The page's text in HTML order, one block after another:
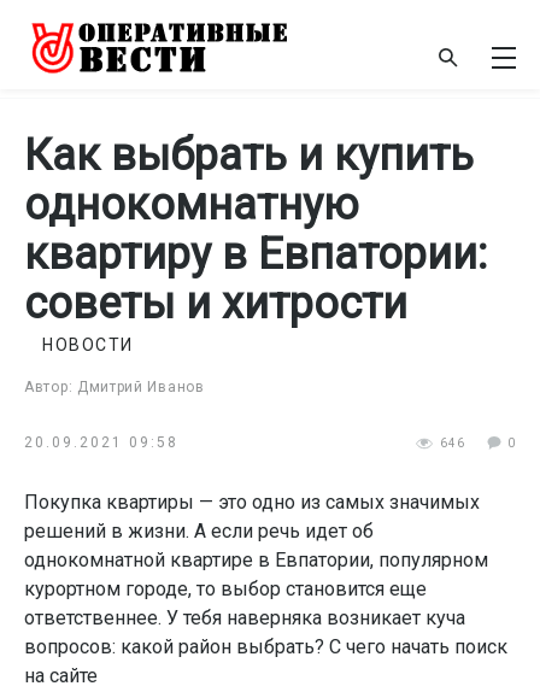
Как выбрать и купить
однокомнатную
квартиру в Евпатории:
советы и хитрости
Автор: Дмитрий Иванов
НОВОСТИ
20.09.2021 09:58 646 0
Покупка квартиры — это одно из самых значимых
решений в жизни. А если речь идет об
однокомнатной квартире в Евпатории, популярном
курортном городе, то выбор становится еще
ответственнее. У тебя наверняка возникает куча
вопросов: какой район выбрать? С чего начать поиск
на сайте